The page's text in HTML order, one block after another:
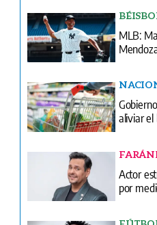
aliviar el
Actor
por
La
que